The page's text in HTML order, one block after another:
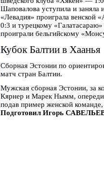
Шаповалова уступила и заняла
«Левадия» проиграла
0:3 и турецкому
проиграли бельгийскому
Кубок Балтии в Хаанья
Сборная Эстонии по
матч стран Балтии.
Мужская сборная Эстонии, за
Кярнер и Марек Нымм,
подав пример женской
Подготовил Игорь